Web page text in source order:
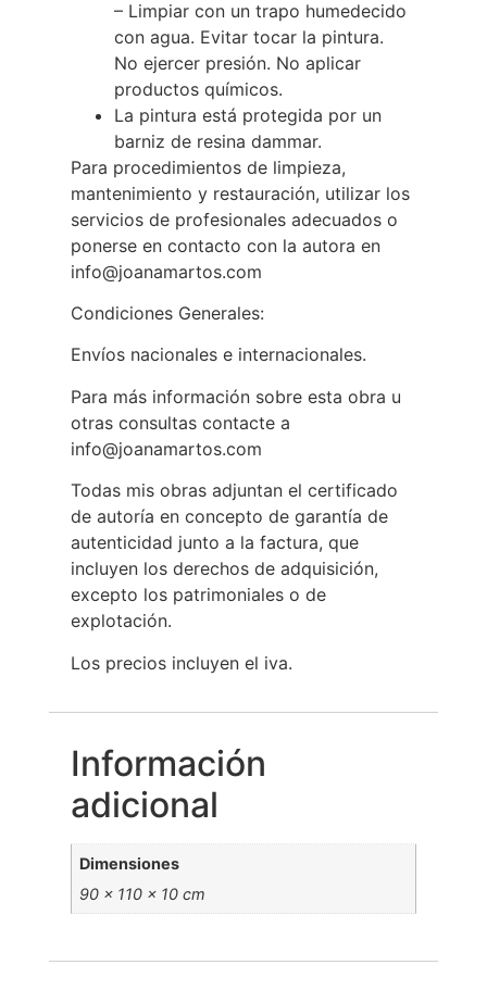
– Limpiar con un trapo humedecido
con agua. Evitar tocar la pintura.
No ejercer presión. No aplicar
productos químicos.
La pintura está protegida por un
barniz de resina dammar.
Para procedimientos de limpieza,
mantenimiento y restauración, utilizar los
servicios de profesionales adecuados o
ponerse en contacto con la autora en
info@joanamartos.com
Condiciones Generales:
Envíos nacionales e internacionales.
Para más información sobre esta obra u
otras consultas contacte a
info@joanamartos.com
Todas mis obras adjuntan el certificado
de autoría en concepto de garantía de
autenticidad junto a la factura, que
incluyen los derechos de adquisición,
excepto los patrimoniales o de
explotación.
Los precios incluyen el iva.
Información
adicional
Dimensiones
90 × 110 × 10 cm